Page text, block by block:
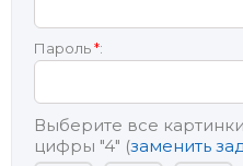
Пароль*:
Выберите все
цифры "4" (заменить